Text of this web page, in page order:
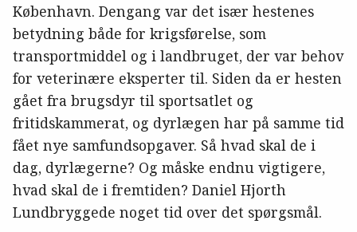
København. Dengang var det især hestenes
betydning både for krigsførelse, som
transportmiddel og i landbruget, der var behov
for veterinære eksperter til. Siden da er hesten
gået fra brugsdyr til sportsatlet og
fritidskammerat, og dyrlægen har på samme tid
fået nye samfundsopgaver. Så hvad skal de i
dag, dyrlægerne? Og måske endnu vigtigere,
hvad skal de i fremtiden? Daniel Hjorth
Lundbryggede noget tid over det spørgsmål.